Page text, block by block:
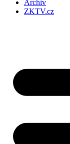
Archiv
ZKTV.cz